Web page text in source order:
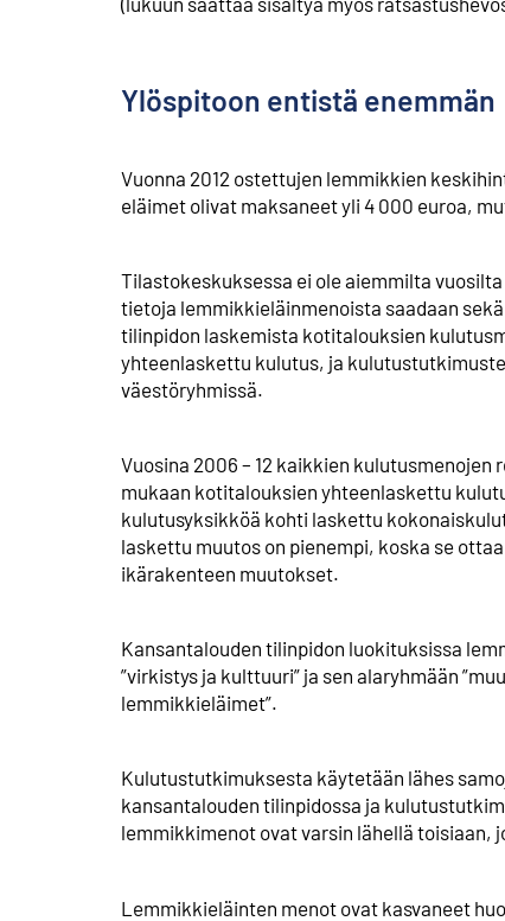
Ylöspitoon entistä enemmän
Vuonna 2012 ostettujen lemmikkien
eläimet olivat maksaneet yli 4 000 euroa,
Tilastokeskuksessa ei ole aiemmilta
tietoja lemmikkieläinmenoista saadaan
tilinpidon laskemista kotitalouksien
yhteenlaskettu kulutus, ja
väestöryhmissä.
Vuosina 2006 – 12 kaikkien
mukaan kotitalouksien yhteenlaskettu
kulutusyksikköä kohti laskettu
laskettu muutos on pienempi, koska se
ikärakenteen muutokset.
Kansantalouden tilinpidon luokituksissa
”virkistys ja kulttuuri” ja sen alaryhmään
lemmikkieläimet”.
Kulutustutkimuksesta käytetään lähes
kansantalouden tilinpidossa ja
lemmikkimenot ovat varsin lähellä toisiaan,
Lemmikkieläinten menot ovat kasvaneet